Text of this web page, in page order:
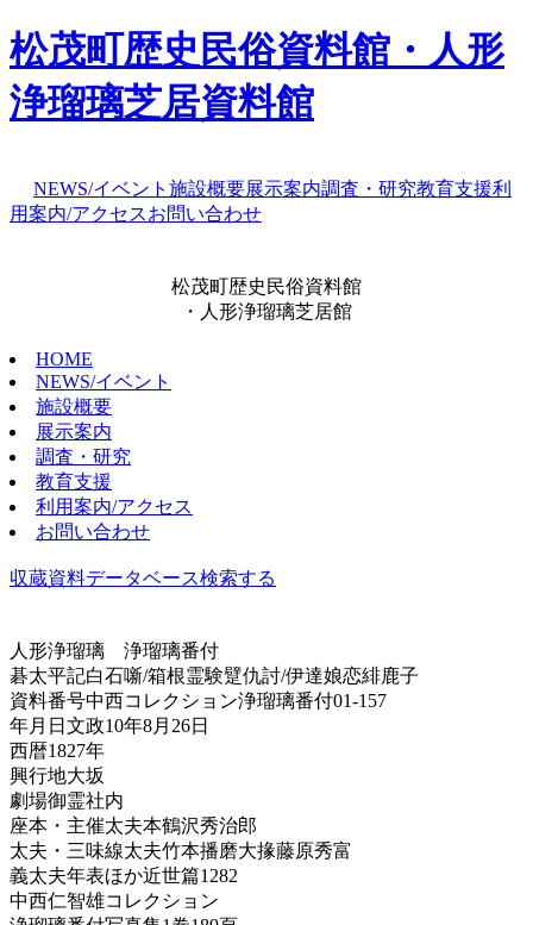
松茂町歴史民俗資料館・人形
浄瑠璃芝居資料館
NEWS/イベント 施設概要展示案内調査・研究教育支援利
用案内/アクセスお問い合わせ
松茂町歴史民俗資料館
・人形浄瑠璃芝居館
HOME
NEWS/イベント
施設概要
展示案内
調査・研究
教育支援
利用案内/アクセス
お問い合わせ
収蔵資料データベース検索する
人形浄瑠璃 浄瑠璃番付
碁太平記白石噺/箱根霊験躄仇討/伊達娘恋緋鹿子
資料番号中西コレクション浄瑠璃番付01-157
年月日 文政10年8月26日
西暦1827年
興行地大坂
劇場御霊社内
座本・主催太夫本鶴沢秀治郎
太夫・三味線太夫竹本播磨大掾藤原秀富
義太夫年表ほか近世篇1282
中西仁智雄コレクション